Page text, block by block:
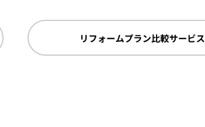
リフォームプラン比較サービス